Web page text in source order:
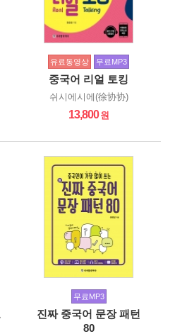
유료동영상 무료MP3
중국어 리얼 토킹
쉬시에시에(徐协协)
13,800
무료MP3
진짜 중국어 문장 패턴
80